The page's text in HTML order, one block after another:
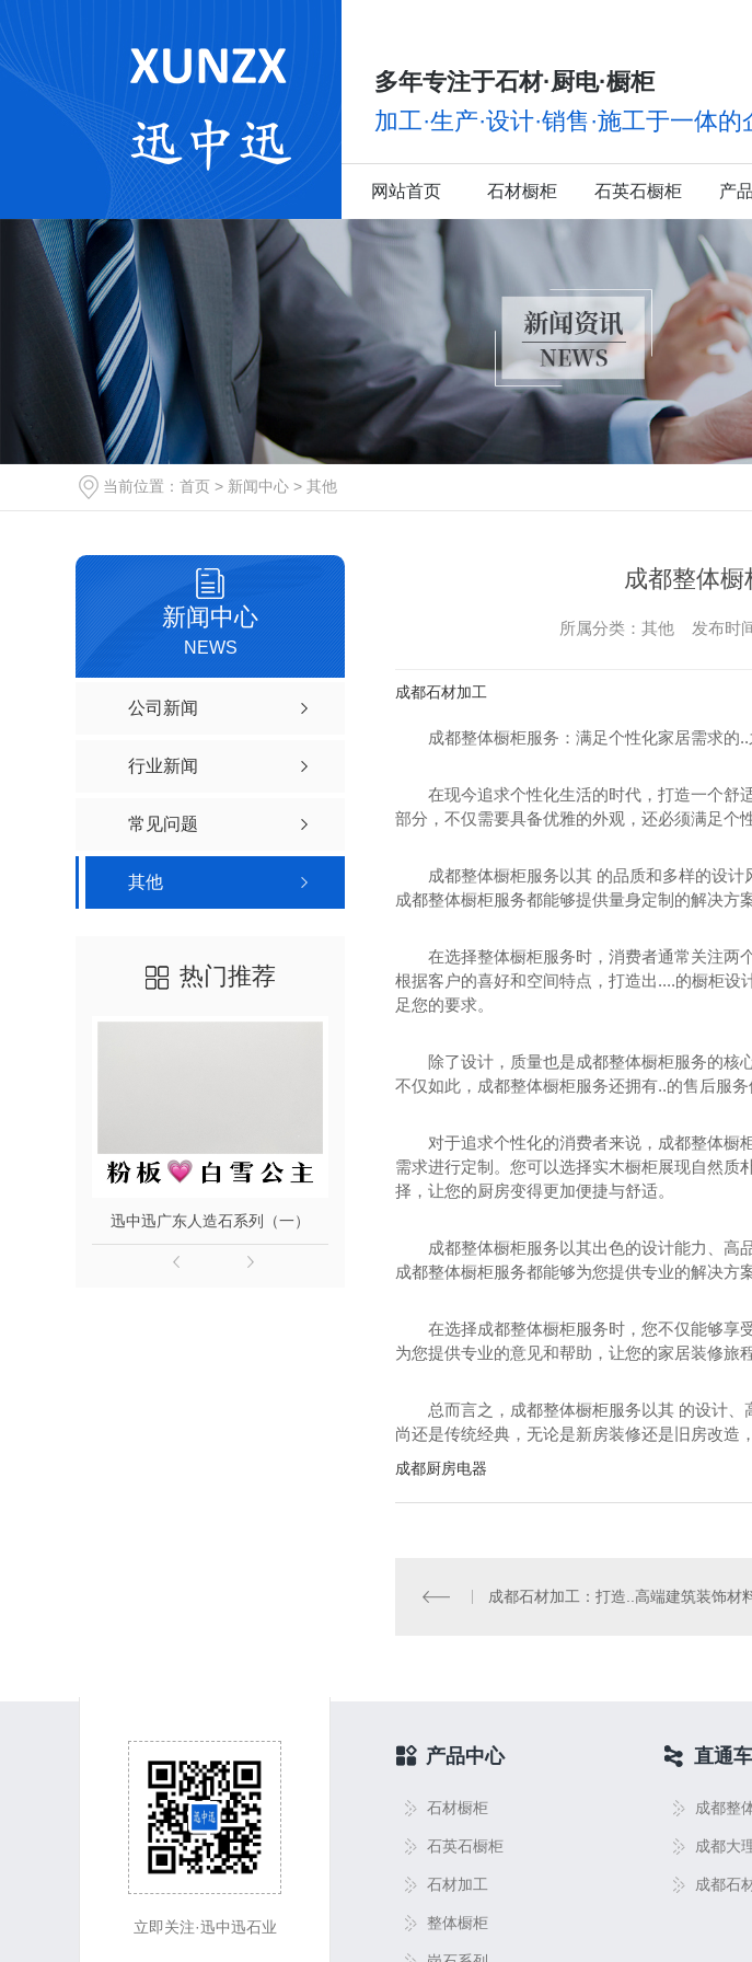
多年专注于石材·厨电·橱柜
加工·生产·设计·销售·施工于一体的
网站首页 石材橱柜 石英石橱柜 产
当前位置： 首页 > 新闻中心 > 其他
新闻中心
NEWS
公司新闻
行业新闻
常见问题
其他
热门推荐
迅中迅广东人造石系列（一）
成都整体
所属分类：其他 发布时
成都石材加工
成都整体橱柜服务：满足个性化家居需求的..
在现今追求个性化生活的时代，打造一个舒
部分，不仅需要具备优雅的外观，还必须满足个
成都整体橱柜服务以其 的品质和多样的设
成都整体橱柜服务都能够提供量身定制的解决方
在选择整体橱柜服务时，消费者通常关注两
根据客户的喜好和空间特点，打造出....的橱柜
足您的要求。
除了设计，质量也是成都整体橱柜服务的核
不仅如此，成都整体橱柜服务还拥有..的售后服
对于追求个性化的消费者来说，成都整体橱
需求进行定制。您可以选择实木橱柜展现自然质
择，让您的厨房变得更加便捷与舒适。
成都整体橱柜服务以其出色的设计能力、高
成都整体橱柜服务都能够为您提供专业的解决方
在选择成都整体橱柜服务时，您不仅能够享
为您提供专业的意见和帮助，让您的家居装修旅
总而言之，成都整体橱柜服务以其 的设计
尚还是传统经典，无论是新房装修还是旧房改造
成都厨房电器
成都石材加工：打造..高端建筑装饰材
立即关注·迅中迅石业
产品中心
石材橱柜
石英石橱柜
石材加工
整体橱柜
直通车
成都整
成都大
成都石